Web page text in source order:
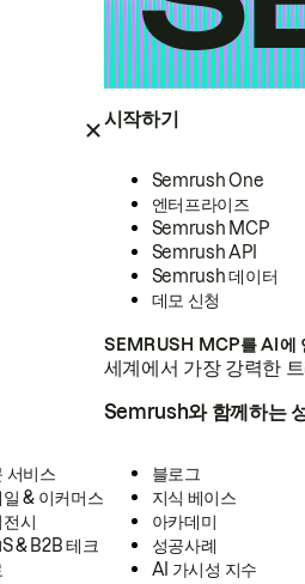
시작하기
Semrush One
엔터프라이즈
Semrush MCP
Semrush API
Semrush 데이터
데모 신청
SEMRUSH MCP를 AI에
세계에서 가장 강력한
서비스
& 이커머스
시
& B2B 테크
Semrush와 함께하는
블로그
지식 베이스
아카데미
성공사례
AI 가시성 지수